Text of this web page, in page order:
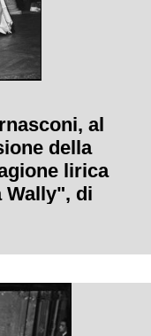
al
della
lirica
Wally", di
Pavlova